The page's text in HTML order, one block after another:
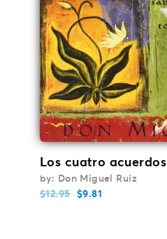
Los cuatro acuerdos
by: Don Miguel Ruiz
$12.95 $9.81